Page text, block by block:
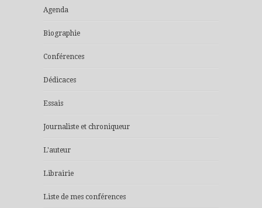
Agenda
Biographie
Conférences
Dédicaces
Essais
Journaliste et chroniqueur
L'auteur
Librairie
Liste de mes conférences